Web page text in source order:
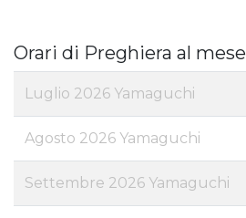
Orari di Preghiera al mese
Luglio 2026 Yamaguchi
Agosto 2026 Yamaguchi
Settembre 2026 Yamaguchi